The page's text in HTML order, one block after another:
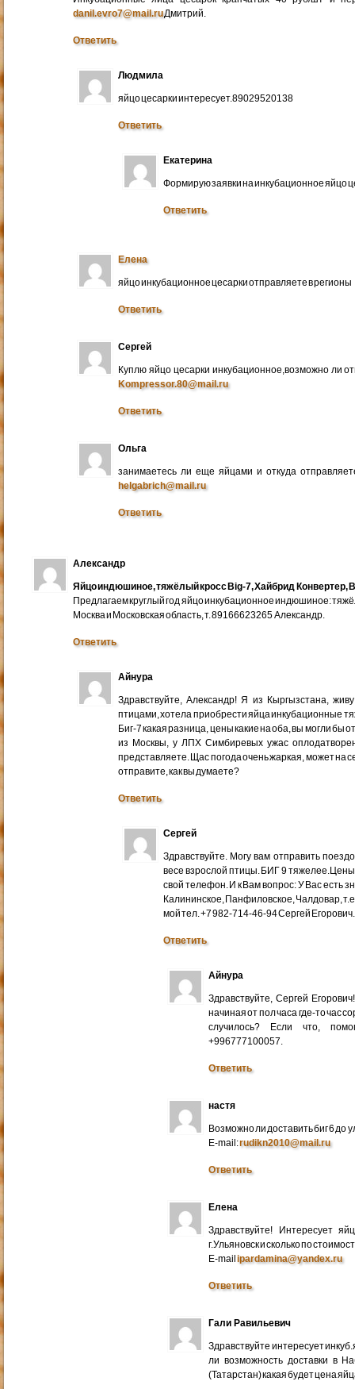
danil.evro7@mail.ruДмитрий.
Ответить
Людмила
яйцо цесарки интересует.89029520138
Ответить
Екатерина
Формирую заявки на инкубационное яйцо
Ответить
Елена
яйцо инкубационное цесарки отправляете в регионы
Ответить
Сергей
Куплю яйцо цесарки инкубационное,возможно ли
Kompressor.80@mail.ru
Ответить
Ольга
занимаетесь ли еще яйцами и откуда
helgabrich@mail.ru
Ответить
Александр
Яйцо индюшиное, тяжёлый кросс Big-7, Хайбрид Конвертер,
Предлагаем круглый год яйцо инкубационное индюшиное:
Москва и Московская область, т. 89166623265 Александр.
Ответить
Айнура
Здравствуйте, Александр! Я из Кыргызстана,
птицами, хотела приобрести яйца инкубационные
Биг-7 какая разница, цены какие на оба, вы могли бы
из Москвы, у ЛПХ Симбиревых ужас
представляете. Щас погода очень жаркая, может на
отправите, как вы думаете?
Ответить
Сергей
Здравствуйте. Могу вам отправить
весе взрослой птицы. БИГ 9
свой телефон. И к Вам вопрос: У Вас есть
Калининское, Панфиловское, Чалдовар,
мой тел. +7 982-714-46-94 Сергей Егорович.
Ответить
Айнура
Здравствуйте, Сергей
начиная от пол часа где-то час
случилось? Если что,
+996777100057.
Ответить
настя
Возможно ли доставить биг 6 до
E-mail:rudikn2010@mail.ru
Ответить
Елена
Здравствуйте! Интересует
г.Ульяновск и сколько по
E-mailipardamina@yandex.ru
Ответить
Гали Равильевич
Здравствуйте интересует
ли возможность доставки в
(Татарстан) какая будет цена